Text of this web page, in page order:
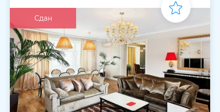
Сдан